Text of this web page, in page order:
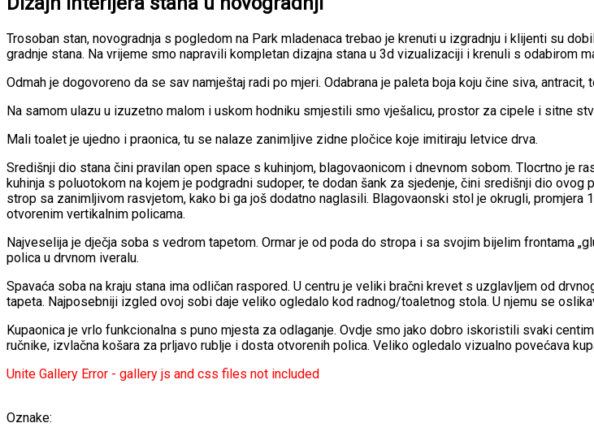
Trosoban stan, novogradnja s pogledom na Park mladenaca trebao je krenuti u izgradnju i klijenti su
gradnje stana. Na vrijeme smo napravili kompletan dizajna stana u 3d vizualizaciji i krenuli s odabirom
Odmah je dogovoreno da se sav namještaj radi po mjeri. Odabrana je paleta boja koju čine siva, antracit,
Na samom ulazu u izuzetno malom i uskom hodniku smjestili smo vješalicu, prostor za cipele i sitne
Mali toalet je ujedno i praonica, tu se nalaze zanimljive zidne pločice koje imitiraju letvice drva.
Središnji dio stana čini pravilan open space s kuhinjom, blagovaonicom i dnevnom sobom. Tlocrtno je
kuhinja s poluotokom na kojem je podgradni sudoper, te dodan šank za sjedenje, čini središnji dio
strop sa zanimljivom rasvjetom, kako bi ga još dodatno naglasili. Blagovaonski stol je okrugli, promjera
otvorenim vertikalnim policama.
Najveselija je dječja soba s vedrom tapetom. Ormar je od poda do stropa i sa svojim bijelim frontama
polica u drvnom iveralu.
Spavaća soba na kraju stana ima odličan raspored. U centru je veliki bračni krevet s uzglavljem od
tapeta. Najposebniji izgled ovoj sobi daje veliko ogledalo kod radnog/toaletnog stola. U njemu se
Kupaonica je vrlo funkcionalna s puno mjesta za odlaganje. Ovdje smo jako dobro iskoristili svaki
ručnike, izvlačna košara za prljavo rublje i dosta otvorenih polica. Veliko ogledalo vizualno povećava
Unite Gallery Error - gallery js and css files not included
Oznake: